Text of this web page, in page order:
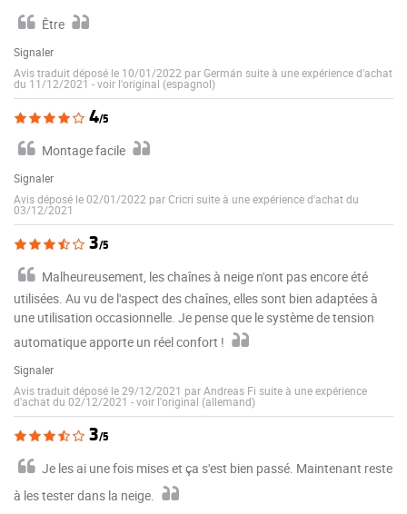
Être
Signaler
Avis traduit déposé le 10/01/2022 par Germán suite à une expérience d'achat
du 11/12/2021 -voir l'original (espagnol)
4/5
Montage facile
Signaler
Avis déposé le 02/01/2022 par Cricri suite à une expérience d'achat du
03/12/2021
3/5
Malheureusement, les chaînes à neige n'ont pas encore été
utilisées. Au vu de l'aspect des chaînes, elles sont bien adaptées à
une utilisation occasionnelle. Je pense que le système de tension
automatique apporte un réel confort !
Signaler
Avis traduit déposé le 29/12/2021 par Andreas Fi suite à une expérience
d'achat du 02/12/2021 -voir l'original (allemand)
3/5
Je les ai une fois mises et ça s'est bien passé. Maintenant reste
à les tester dans la neige.